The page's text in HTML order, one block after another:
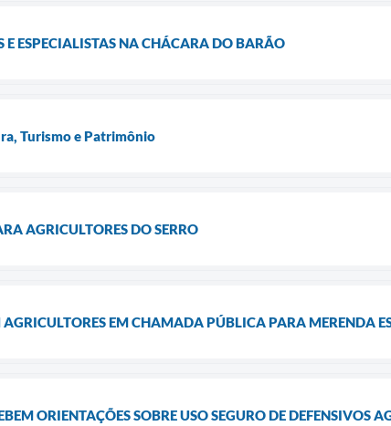
E ESPECIALISTAS NA CHÁCARA DO BARÃO
Turismo e Patrimônio
AGRICULTORES DO SERRO
EM CHAMADA PÚBLICA PARA MERENDA
ORIENTAÇÕES SOBRE USO SEGURO DE DEFENSIVOS